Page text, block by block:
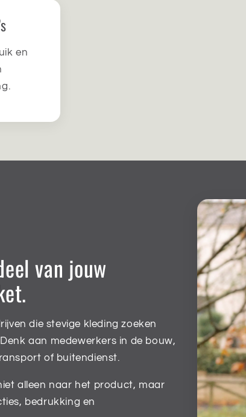
en
van jouw
die stevige kleding zoeken
aan medewerkers in de bouw,
of buitendienst.
alleen naar het product, maar
bedrukking en